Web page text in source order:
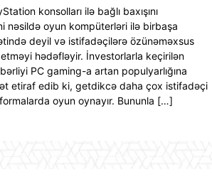
konsolları ilə bağlı baxışını
nəsildə oyun kompüterləri ilə birbaşa
deyil və istifadəçilərə özünəməxsus
hədəfləyir. İnvestorlarla keçirilən
PC gaming-a artan populyarlığına
etiraf edib ki, getdikcə daha çox istifadəçi
oyun oynayır. Bununla […]